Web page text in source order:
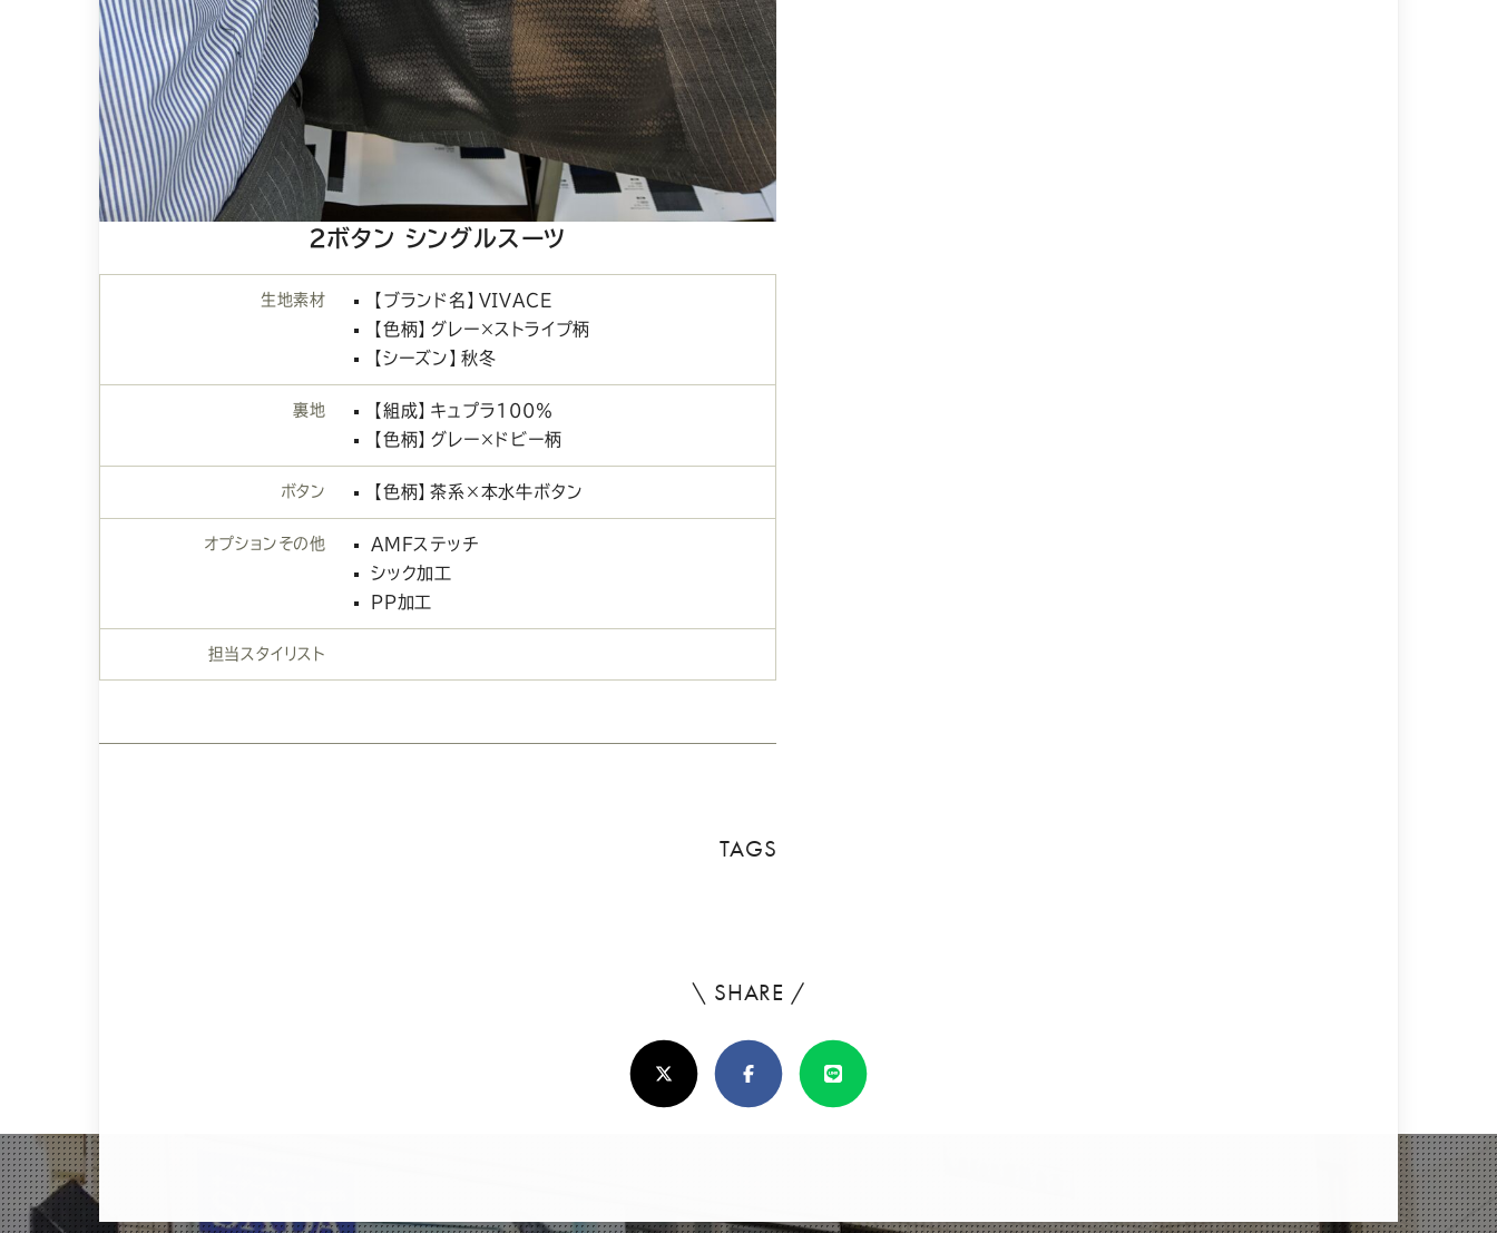
2ボタン シングルスーツ
生地素材
【ブランド名】VIVACE
【色柄】グレー×ストライプ柄
【シーズン】秋冬
裏地
【組成】キュプラ100％
【色柄】グレー×ドビー柄
ボタン 【色柄】茶系×本水牛ボタン
オプションその他
AMFステッチ
シック加工
PP加工
担当スタイリスト
TAGS
\ SHARE /
ろ
し
け
X(Twitter)FacebookLine